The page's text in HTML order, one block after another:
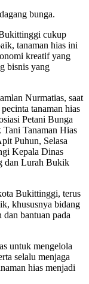
bunga.
cukup
tanaman hias ini
kreatif yang
bisnis yang
Nurmatias, saat
tanaman hias
Petani Bunga
Tanaman Hias
Puhun, Selasa
Kepala Dinas
dan Lurah Bukik
Bukittinggi, terus
khususnya bidang
bantuan pada
untuk mengelola
selalu menjaga
hias menjadi